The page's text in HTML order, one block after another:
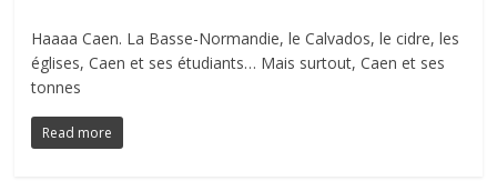
Haaaa Caen. La Basse-Normandie, le Calvados, le cidre, les
églises, Caen et ses étudiants… Mais surtout, Caen et ses
tonnes
Read more